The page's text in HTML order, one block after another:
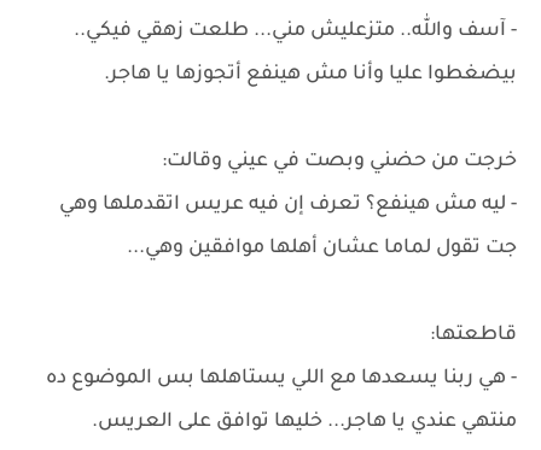
- آسف والله.. متزعليش مني... طلعت زهقي فيكي..
بيضغطوا عليا وأنا مش هينفع أتجوزها يا هاجر.
خرجت من حضني وبصت في عيني وقالت:
- ليه مش هينفع؟ تعرف إن فيه عريس اتقدملها وهي
جت تقول لماما عشان أهلها موافقين وهي...
قاطعتها:
- هي ربنا يسعدها مع اللي يستاهلها بس الموضوع ده
منتهي عندي يا هاجر... خليها توافق على العريس.